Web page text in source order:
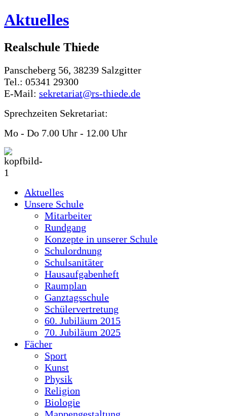
Aktuelles
Realschule Thiede
Panscheberg 56, 38239 Salzgitter
Tel.: 05341 29300
E-Mail: sekretariat@rs-thiede.de
Sprechzeiten Sekretariat:
Mo - Do 7.00 Uhr - 12.00 Uhr
Aktuelles
Unsere Schule
Mitarbeiter
Rundgang
Konzepte in unserer Schule
Schulordnung
Schulsanitäter
Hausaufgabenheft
Raumplan
Ganztagsschule
Schülervertretung
60. Jubiläum 2015
70. Jubiläum 2025
Fächer
Sport
Kunst
Physik
Religion
Biologie